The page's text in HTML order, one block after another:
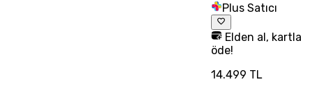
Plus Satıcı
Elden al, kartla
öde!
14.499 TL